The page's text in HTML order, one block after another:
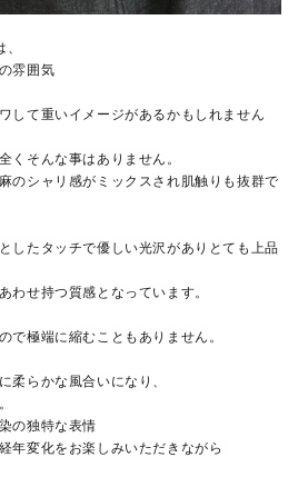
雰囲気
して重いイメージがあるかもしれません
くそんな事はありません。
のシャリ感がミックスされ肌触りも抜群で
したタッチで優しい光沢がありとても上品
わせ持つ質感となっています。
で極端に縮むこともありません。
柔らかな風合いになり、
の独特な表情
年変化をお楽しみいただきながら